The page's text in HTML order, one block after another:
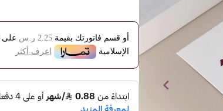
أو قسم فاتورتك بقيمة 2.25 ر.س على
الإسلامية
اعرف أكثر